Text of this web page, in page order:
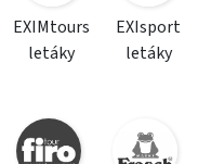
EXIMtours
letáky
EXIsport
letáky